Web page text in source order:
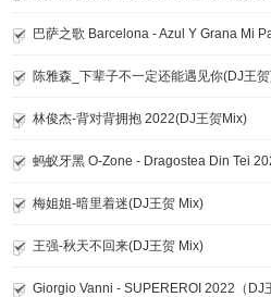
巴萨之歌 Barcelona - Azul Y Grana Mi
陈雅森_下辈子不一定还能遇见你(DJ王
林俊杰-背对背拥抱 2022(DJ王贺Mix)
蚂蚁牙黑 O-Zone - Dragostea Din Tei
梅姐姐-暗里着迷(DJ王贺 Mix)
王强-秋天不回来(DJ王贺 Mix)
Giorgio Vanni - SUPEREROI 2022（DJ